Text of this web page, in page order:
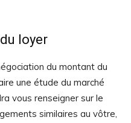
loyer
du montant du
une étude du marché
vous renseigner sur le
similaires au vôtre,